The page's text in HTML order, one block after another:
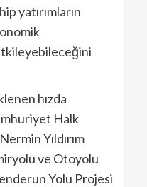
yatırımların
hızda
Halk
Yıldırım
ve Otoyolu
Yolu Projesi